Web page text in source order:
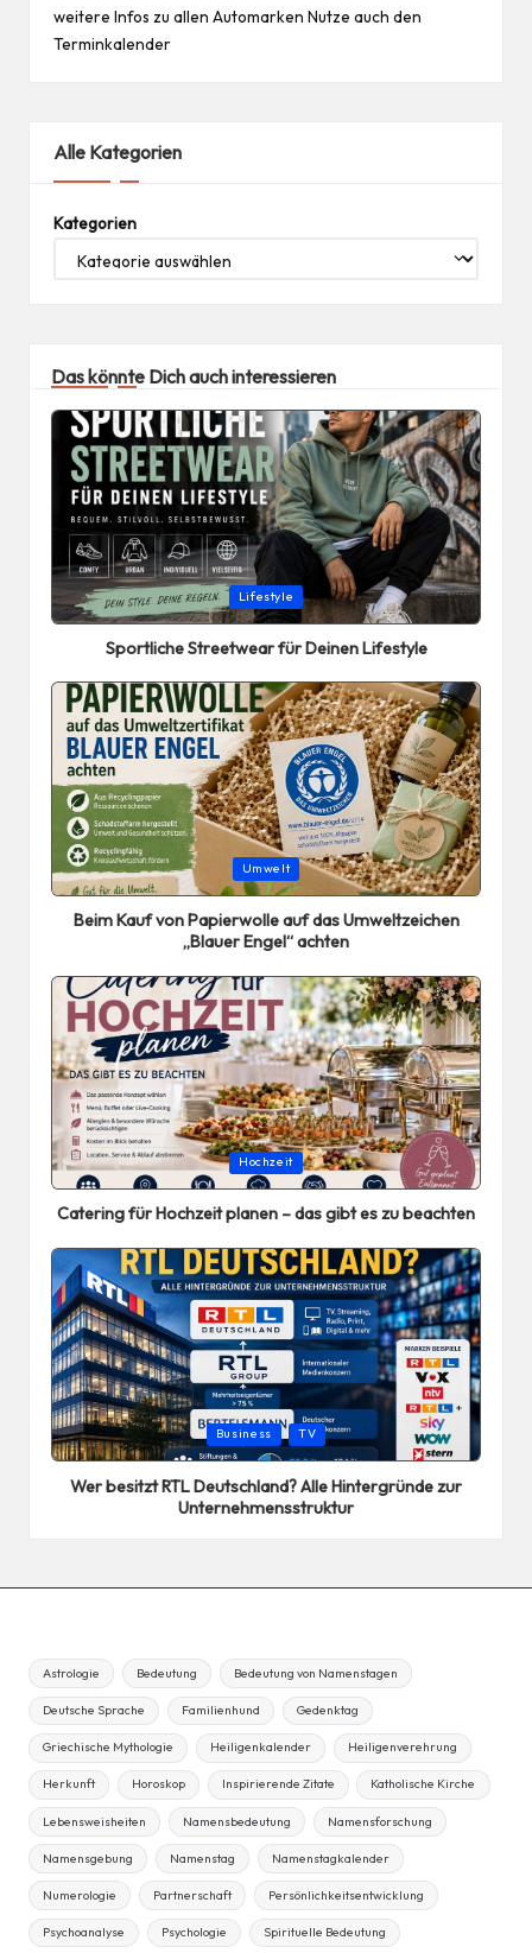
weitere Infos zu allen Automarken Nutze auch den
Terminkalender
Alle Kategorien
Kategorien
Das könnte Dich auch interessieren
Posted
in
Lifestyle
Sportliche Streetwear für Deinen Lifestyle
Posted
in
Umwelt
Beim Kauf von Papierwolle auf das Umweltzeichen
„Blauer Engel“ achten
Posted
in
Hochzeit
Catering für Hochzeit planen – das gibt es zu beachten
Posted
in
Business TV
Wer besitzt RTL Deutschland? Alle Hintergründe zur
Unternehmensstruktur
Astrologie Bedeutung Bedeutung von Namenstagen
Deutsche Sprache Familienhund Gedenktag
Griechische Mythologie Heiligenkalender Heiligenverehrung
Herkunft Horoskop Inspirierende Zitate Katholische Kirche
Lebensweisheiten Namensbedeutung Namensforschung
Namensgebung Namenstag Namenstagkalender
Numerologie Partnerschaft Persönlichkeitsentwicklung
Psychoanalyse Psychologie Spirituelle Bedeutung